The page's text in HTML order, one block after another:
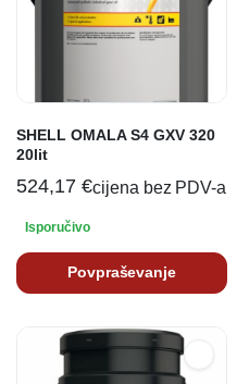
SHELL OMALA S4 GXV 320
20lit
524,17 €cijena bez PDV-a
Isporučivo
Povpraševanje